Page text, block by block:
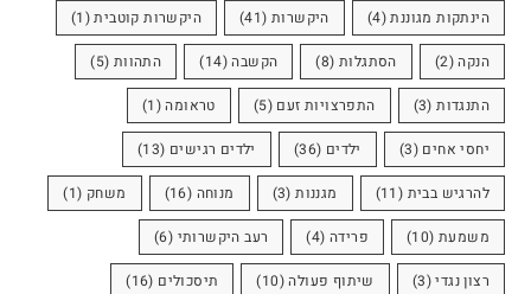
הינתקות מגוננת(4) היקשרות (41) היקשרות קוטבית(1)
הנקה(2) הסתגלות (8) הקשבה(14) התהוות (5)
התנגדות(3) התפרצויות זעם (5) טראומה(1)
יחסי אחים (3) ילדים (36) ילדים רגישים (13)
להרגיש בבית (11) מגננות(3) מנוחה (16) משחק (1)
משמעת (10) פרידה (4) רעב היקשרותי (6)
רצון נגדי(3) שיתוף פעולה(10) תיסכולים (16)